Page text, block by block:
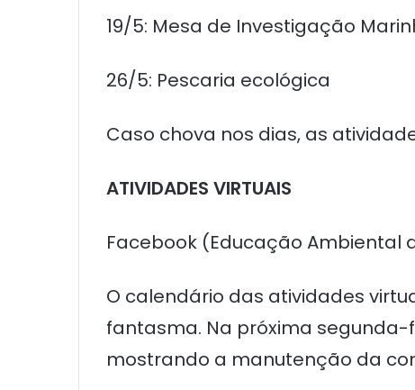
19/5: Mesa de Investigação
26/5: Pescaria ecológica
Caso chova nos dias, as
ATIVIDADES VIRTUAIS
Facebook (Educação Ambiental
O calendário das atividades
fantasma. Na próxima segunda-
mostrando a manutenção da